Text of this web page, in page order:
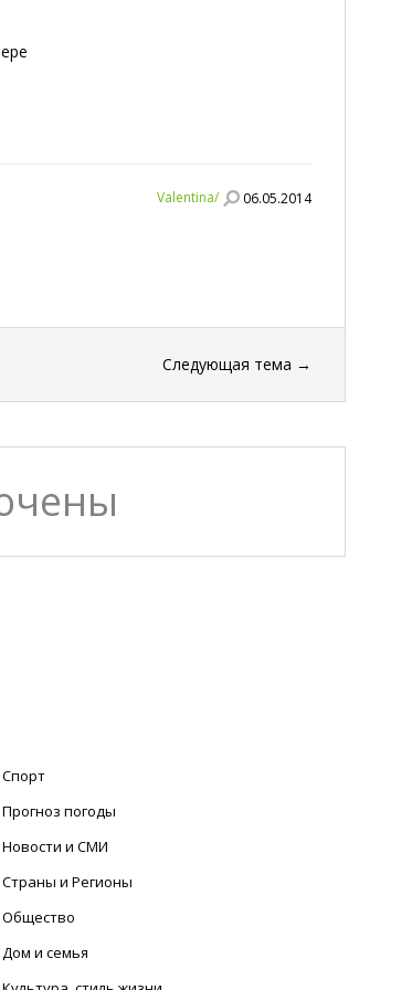
Valentina/ 06.05.2014
Следующая тема →
Спорт
Прогноз погоды
Новости и СМИ
Страны и Регионы
Общество
Дом и семья